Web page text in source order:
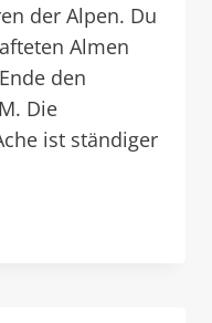
der Alpen. Du
Almen
den
Die
ist ständiger